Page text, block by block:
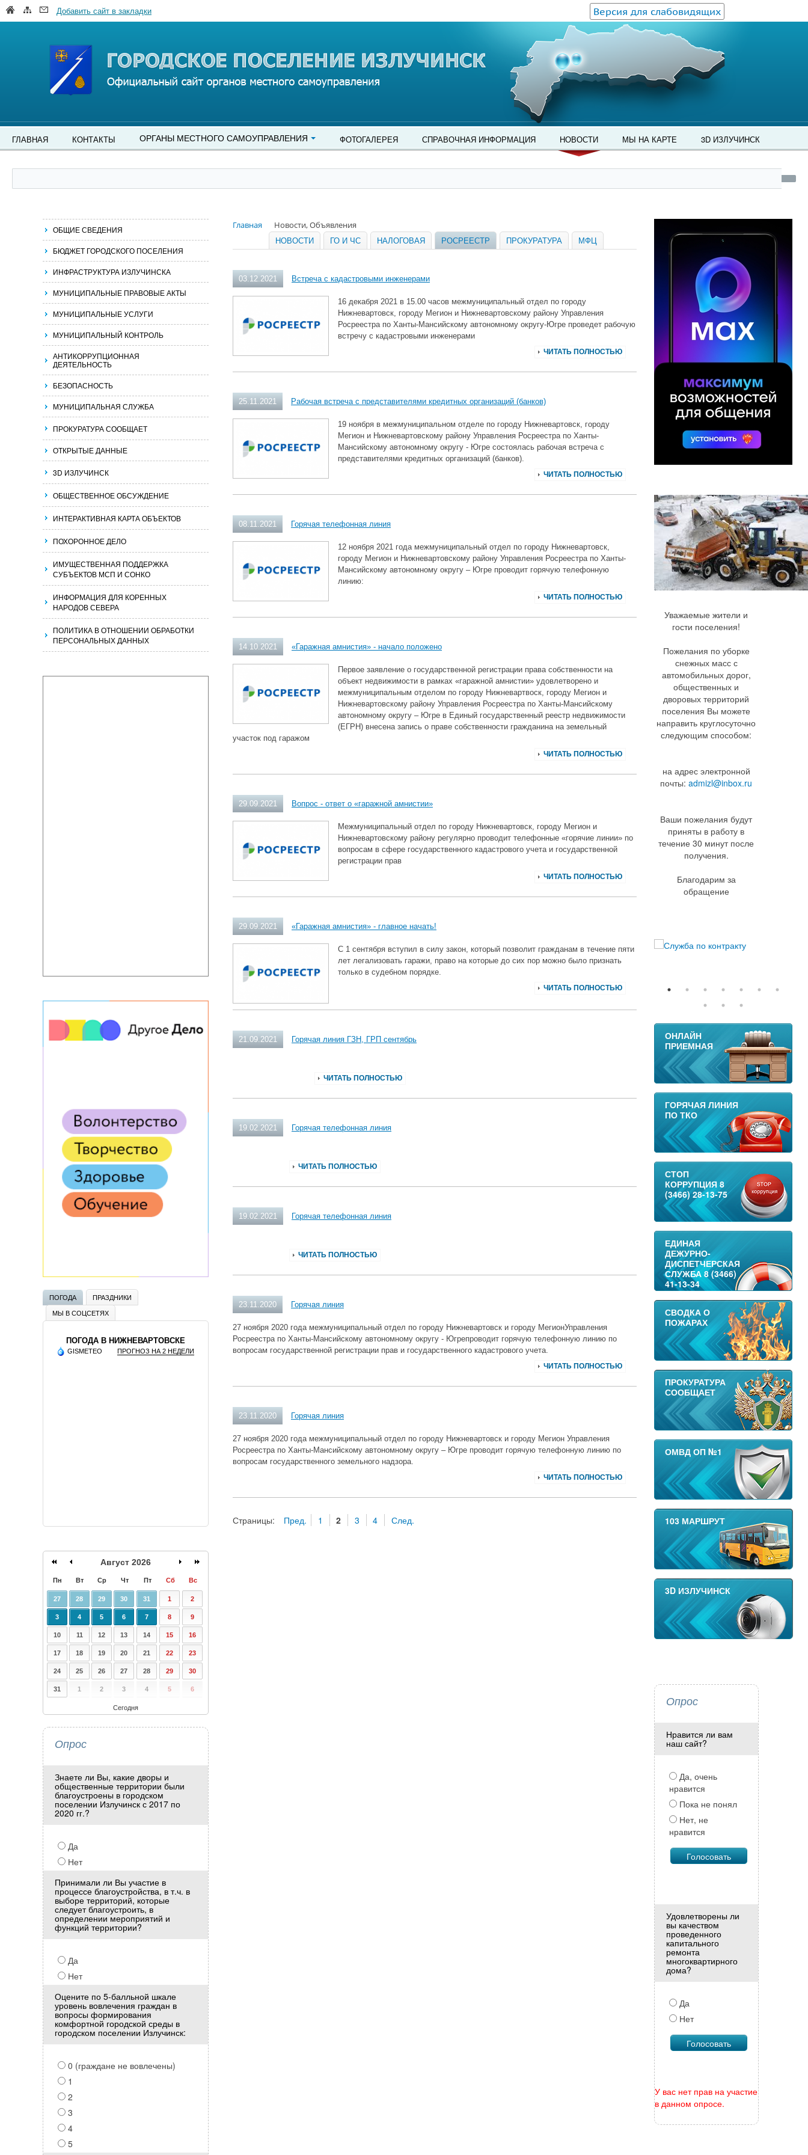
Версия для слабовидящих
Добавить сайт в закладки
ГЛАВНАЯ КОНТАКТЫ ОРГАНЫ МЕСТНОГО САМОУПРАВЛЕНИЯ ФОТОГАЛЕРЕЯ СПРАВОЧНАЯ ИНФОРМАЦИЯ НОВОСТИ МЫ НА КАРТЕ 3D ИЗЛУЧИНСК
Главная Новости, Объявления
НОВОСТИ ГО И ЧС НАЛОГОВАЯ РОСРЕЕСТР ПРОКУРАТУРА МФЦ
03.12.2021 Встреча с кадастровыми инженерами
16 декабря 2021 в 15.00 часов межмуниципальный отдел по городу
Нижневартовск, городу Мегион и Нижневартовскому району Управления
Росреестра по Ханты-Мансийскому автономному округу-Югре проведет рабочую
встречу с кадастровыми инженерами
ЧИТАТЬ ПОЛНОСТЬЮ
25.11.2021 Рабочая встреча с представителями кредитных организаций (банков)
19 ноября в межмуниципальном отделе по городу Нижневартовск, городу
Мегион и Нижневартовскому району Управления Росреестра по Ханты-
Мансийскому автономному округу - Югре состоялась рабочая встреча с
представителями кредитных организаций (банков).
ЧИТАТЬ ПОЛНОСТЬЮ
08.11.2021 Горячая телефонная линия
12 ноября 2021 года межмуниципальный отдел по городу Нижневартовск,
городу Мегион и Нижневартовскому району Управления Росреестра по Ханты-
Мансийскому автономному округу – Югре проводит горячую телефонную
линию:
ЧИТАТЬ ПОЛНОСТЬЮ
14.10.2021 «Гаражная амнистия» - начало положено
Первое заявление о государственной регистрации права собственности на
объект недвижимости в рамках «гаражной амнистии» удовлетворено и
межмуниципальным отделом по городу Нижневартвоск, городу Мегион и
Нижневартовскому району Управления Росреестра по Ханты-Мансийскому
автономному округу – Югре в Единый государственный реестр недвижимости
(ЕГРН) внесена запись о праве собственности гражданина на земельный
участок под гаражом
ЧИТАТЬ ПОЛНОСТЬЮ
29.09.2021 Вопрос - ответ о «гаражной амнистии»
Межмуниципальный отдел по городу Нижневартовск, городу Мегион и
Нижневартовскому району регулярно проводит телефонные «горячие линии» по
вопросам в сфере государственного кадастрового учета и государственной
регистрации прав
ЧИТАТЬ ПОЛНОСТЬЮ
29.09.2021 «Гаражная амнистия» - главное начать!
С 1 сентября вступил в силу закон, который позволит гражданам в течение пяти
лет легализовать гаражи, право на которые до сих пор можно было признать
только в судебном порядке.
ЧИТАТЬ ПОЛНОСТЬЮ
21.09.2021 Горячая линия ГЗН, ГРП сентябрь
ЧИТАТЬ ПОЛНОСТЬЮ
19.02.2021 Горячая телефонная линия
ЧИТАТЬ ПОЛНОСТЬЮ
19.02.2021 Горячая телефонная линия
ЧИТАТЬ ПОЛНОСТЬЮ
23.11.2020 Горячая линия
27 ноября 2020 года межмуниципальный отдел по городу Нижневартовск и городу МегионУправления
Росреестра по Ханты-Мансийскому автономному округу - Югрепроводит горячую телефонную линию по
вопросам государственной регистрации прав и государственного кадастрового учета.
ЧИТАТЬ ПОЛНОСТЬЮ
23.11.2020 Горячая линия
27 ноября 2020 года межмуниципальный отдел по городу Нижневартовск и городу Мегион Управления
Росреестра по Ханты-Мансийскому автономному округу – Югре проводит горячую телефонную линию по
вопросам государственного земельного надзора.
ЧИТАТЬ ПОЛНОСТЬЮ
Страницы: Пред. 1 2 3 4 След.
ОБЩИЕ СВЕДЕНИЯ
БЮДЖЕТ ГОРОДСКОГО ПОСЕЛЕНИЯ
ИНФРАСТРУКТУРА ИЗЛУЧИНСКА
МУНИЦИПАЛЬНЫЕ ПРАВОВЫЕ АКТЫ
МУНИЦИПАЛЬНЫЕ УСЛУГИ
МУНИЦИПАЛЬНЫЙ КОНТРОЛЬ
АНТИКОРРУПЦИОННАЯ
ДЕЯТЕЛЬНОСТЬ
БЕЗОПАСНОСТЬ
МУНИЦИПАЛЬНАЯ СЛУЖБА
ПРОКУРАТУРА СООБЩАЕТ
ОТКРЫТЫЕ ДАННЫЕ
3D ИЗЛУЧИНСК
ОБЩЕСТВЕННОЕ ОБСУЖДЕНИЕ
ИНТЕРАКТИВНАЯ КАРТА ОБЪЕКТОВ
ПОХОРОННОЕ ДЕЛО
ИМУЩЕСТВЕННАЯ ПОДДЕРЖКА
СУБЪЕКТОВ МСП И СОНКО
ИНФОРМАЦИЯ ДЛЯ КОРЕННЫХ
НАРОДОВ СЕВЕРА
ПОЛИТИКА В ОТНОШЕНИИ ОБРАБОТКИ
ПЕРСОНАЛЬНЫХ ДАННЫХ
ПОГОДА
ПРАЗДНИКИ
МЫ В СОЦСЕТЯХ
ПОГОДА В НИЖНЕВАРТОВСКЕ
GISMETEO ПРОГНОЗ НА 2 НЕДЕЛИ
Август 2026
Пн Вт Ср Чт Пт Сб Вс
27 28 29 30 31 1 2
3 4 5 6 7 8 9
10 11 12 13 14 15 16
17 18 19 20 21 22 23
24 25 26 27 28 29 30
31 1 2 3 4 5 6
Сегодня
Опрос
Знаете ли Вы, какие дворы и
общественные территории были
благоустроены в городском
поселении Излучинск с 2017 по
2020 гг.?
Да
Нет
Принимали ли Вы участие в
процессе благоустройства, в т.ч. в
выборе территорий, которые
следует благоустроить, в
определении мероприятий и
функций территории?
Да
Нет
Оцените по 5-балльной шкале
уровень вовлечения граждан в
вопросы формирования
комфортной городской среды в
городском поселении Излучинск:
0 (граждане не вовлечены)
1
2
3
4
5
Уважаемые жители и
гости поселения!
Пожелания по уборке
снежных масс с
автомобильных дорог,
общественных и
дворовых территорий
поселения Вы можете
направить круглосуточно
следующим способом:
на адрес электронной
почты:admizl@inbox.ru
Ваши пожелания будут
приняты в работу в
течение 30 минут после
получения.
Благодарим за
обращение
11
ОНЛАЙН
ПРИЕМНАЯ
ГОРЯЧАЯ ЛИНИЯ
ПО ТКО
СТОП
КОРРУПЦИЯ 8
(3466) 28-13-75
ЕДИНАЯ
ДЕЖУРНО-
ДИСПЕТЧЕРСКАЯ
СЛУЖБА 8 (3466)
41-13-34
СВОДКА О
ПОЖАРАХ
ПРОКУРАТУРА
СООБЩАЕТ
ОМВД ОП №1
103 МАРШРУТ
3D ИЗЛУЧИНСК
Опрос
Нравится ли вам
наш сайт?
Да, очень
нравится
Пока не понял
Нет, не
нравится
Удовлетворены ли
вы качеством
проведенного
капитального
ремонта
многоквартирного
дома?
Да
Нет
У вас нет прав на участие
в данном опросе.